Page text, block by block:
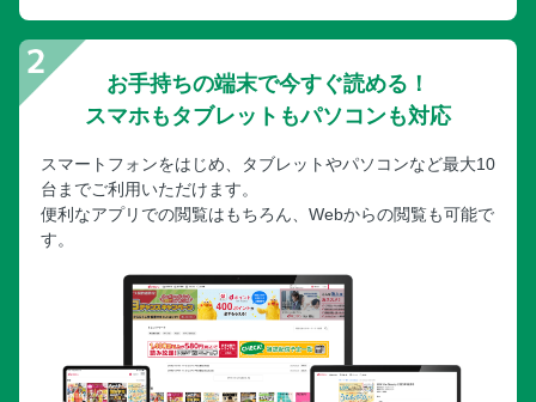
お手持ちの端末で今すぐ読める！
スマホもタブレットもパソコンも対応
スマートフォンをはじめ、タブレットやパソコンなど最大10
台までご利用いただけます。
便利なアプリでの閲覧はもちろん、Webからの閲覧も可能で
す。